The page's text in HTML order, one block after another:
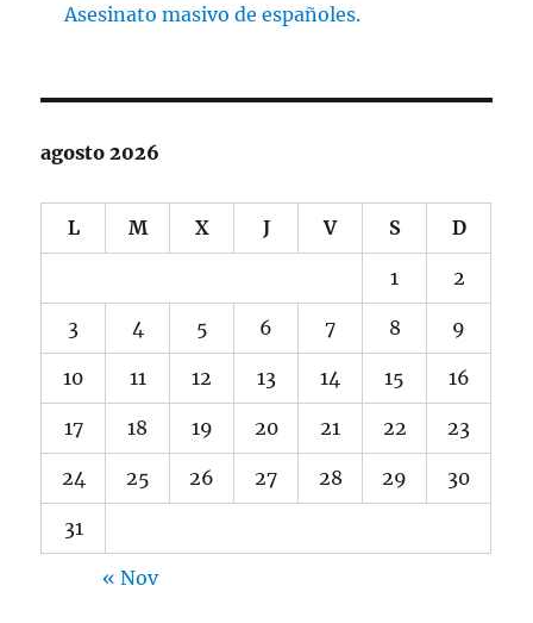
Asesinato masivo de españoles.
agosto 2026
L M X J V S D
1 2
3 4 5 6 7 8 9
10 11 12 13 14 15 16
17 18 19 20 21 22 23
24 25 26 27 28 29 30
31
« Nov